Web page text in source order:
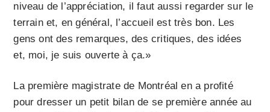
niveau de l’appréciation, il faut aussi regarder sur le
terrain et, en général, l’accueil est très bon. Les
gens ont des remarques, des critiques, des idées
et, moi, je suis ouverte à ça.»
La première magistrate de Montréal en a profité
pour dresser un petit bilan de se première année au